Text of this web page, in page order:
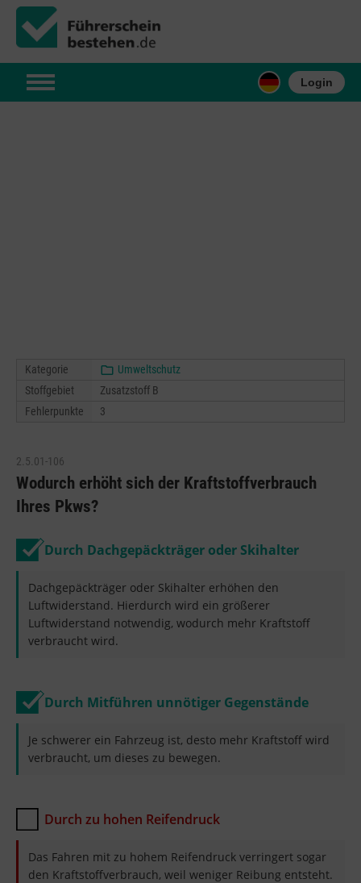
Login
Kategorie
Umweltschutz
Stoffgebiet
Zusatzstoff B
Fehlerpunkte
3
2.5.01-106
Wodurch erhöht sich der Kraftstoffverbrauch
Ihres Pkws?
Durch Dachgepäckträger oder Skihalter
Dachgepäckträger oder Skihalter erhöhen den
Luftwiderstand. Hierdurch wird ein größerer
Luftwiderstand notwendig, wodurch mehr Kraftstoff
verbraucht wird.
Durch Mitführen unnötiger Gegenstände
Je schwerer ein Fahrzeug ist, desto mehr Kraftstoff wird
verbraucht, um dieses zu bewegen.
Durch zu hohen Reifendruck
Das Fahren mit zu hohem Reifendruck verringert sogar
den Kraftstoffverbrauch, weil weniger Reibung entsteht.